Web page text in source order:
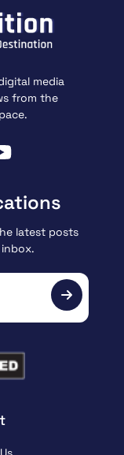
media
from the
latest posts